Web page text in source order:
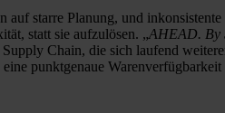
starre Planung, und
statt sie aufzulösen. „AHEAD. By
Chain, die sich laufend
punktgenaue